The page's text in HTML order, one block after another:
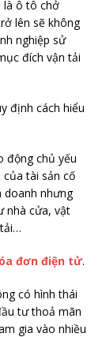
là ô tô chở
lên sẽ không
nghiệp sử
đích vận tải
định cách hiểu
động chủ yếu
tài sản cố
doanh nhưng
nhà cửa, vật
đơn điện tử.
có hình thái
tư thoả mãn
gia vào nhiều